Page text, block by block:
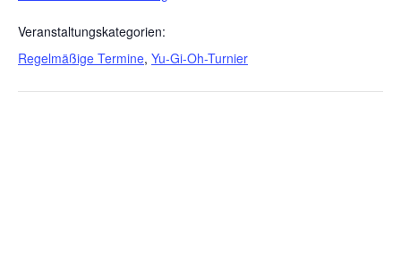
Veranstaltungskategorien:
Regelmäßige Termine, Yu-Gi-Oh-Turnier